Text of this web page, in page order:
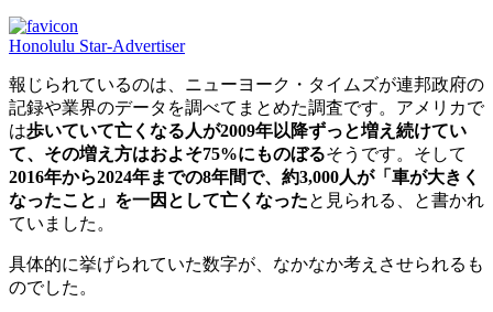
Honolulu Star-Advertiser
報じられているのは、ニューヨーク・タイムズが連邦政府の
記録や業界のデータを調べてまとめた調査です。アメリカで
は歩いていて亡くなる人が2009年以降ずっと増え続けてい
て、その増え方はおよそ75%にものぼるそうです。そして
2016年から2024年までの8年間で、約3,000人が「車が大きく
なったこと」を一因として亡くなったと見られる、と書かれ
ていました。
具体的に挙げられていた数字が、なかなか考えさせられるも
のでした。